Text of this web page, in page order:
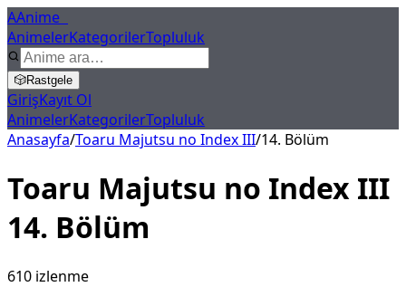
AAnime
AnimelerKategorilerTopluluk
🎲Rastgele
GirişKayıt Ol
AnimelerKategorilerTopluluk
Anasayfa/Toaru Majutsu no Index III/14. Bölüm
Toaru Majutsu no Index III
14. Bölüm
610 izlenme